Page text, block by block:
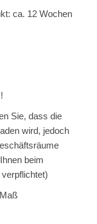
ca. 12 Wochen
Sie, dass die
wird, jedoch
beim